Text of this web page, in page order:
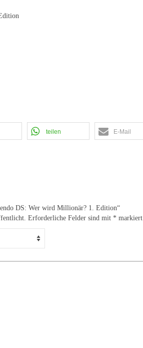
teilen E-Mail
DS: Wer wird Millionär? 1. Edition“
Erforderliche Felder sind mit * markiert